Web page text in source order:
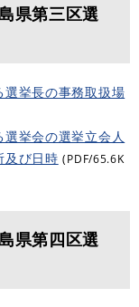
県第三区選
挙長の事務取扱場
挙会の選挙立会人
及び日時 (PDF/65.6K
県第四区選